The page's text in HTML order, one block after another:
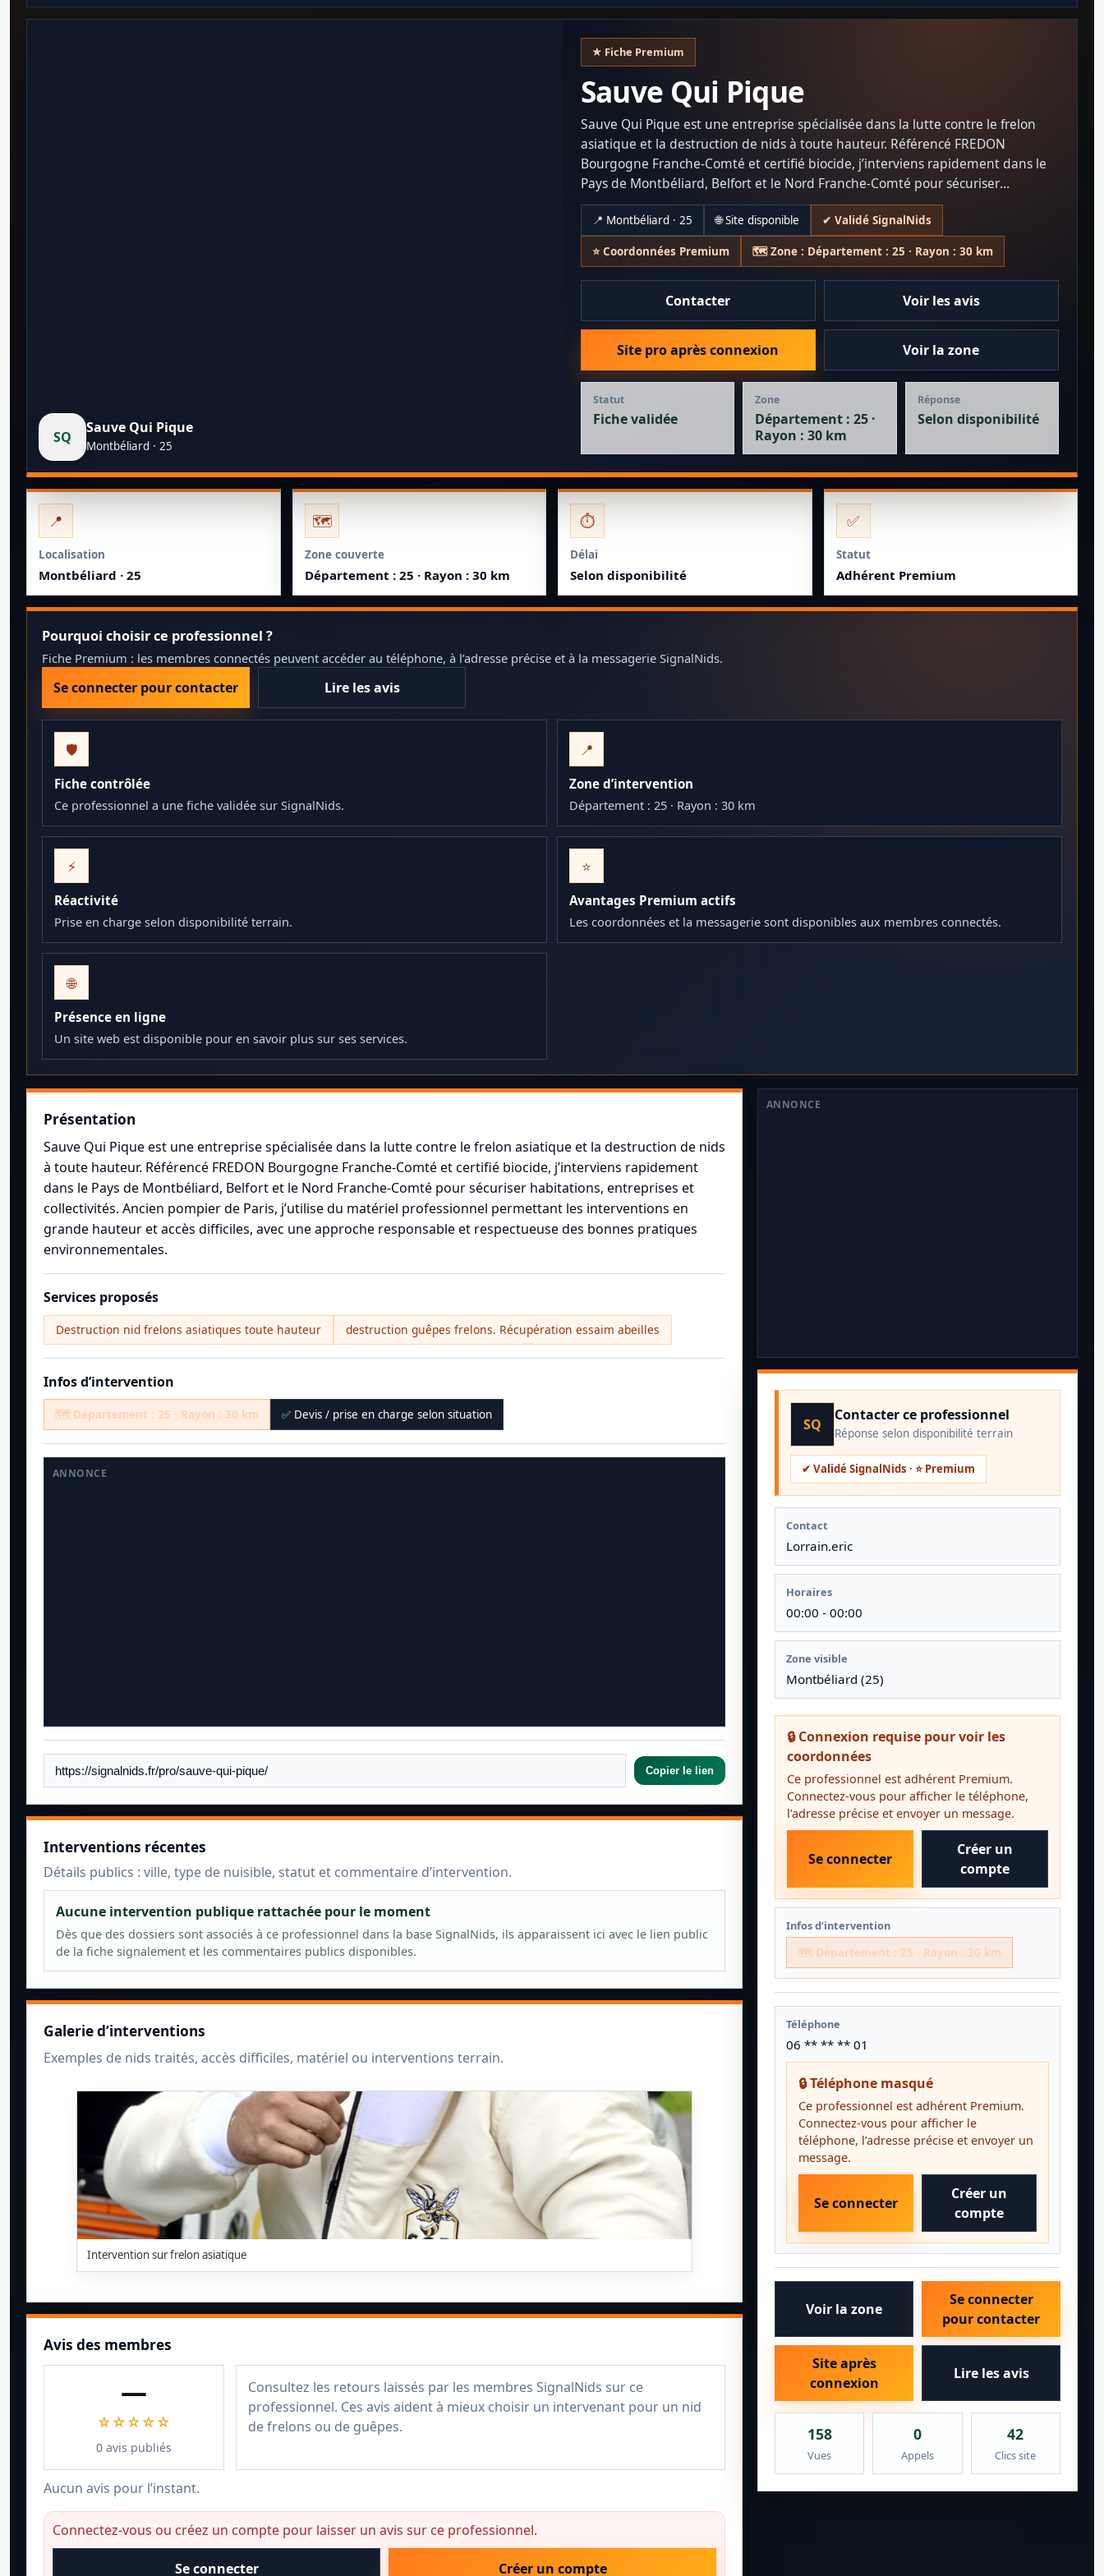
SQ
Sauve Qui Pique
Montbéliard · 25
★ Fiche Premium
Sauve Qui Pique
Sauve Qui Pique est une entreprise spécialisée dans la lutte contre le frelon
asiatique et la destruction de nids à toute hauteur. Référencé FREDON
Bourgogne Franche-Comté et certifié biocide, j’interviens rapidement dans le
Pays de Montbéliard, Belfort et le Nord Franche-Comté pour sécuriser
habitations, entreprises et collectivités. Ancien pompier de Paris, j’utilise du
matériel professionnel permettant les interventions en grande hauteur et
accès difficiles, avec une approche responsable et respectueuse des bonnes
pratiques environnementales.
📍 Montbéliard · 25 🌐 Site disponible ✔ Validé SignalNids
⭐ Coordonnées Premium 🗺️ Zone : Département : 25 · Rayon : 30 km
Contacter Voir les avis
Site pro après connexion Voir la zone
Statut
Fiche validée
Zone
Département : 25 ·
Rayon : 30 km
Réponse
Selon disponibilité
📍
Localisation
Montbéliard · 25
🗺️
Zone couverte
Département : 25 · Rayon : 30 km
⏱️
Délai
Selon disponibilité
✅
Statut
Adhérent Premium
Pourquoi choisir ce professionnel ?
Fiche Premium : les membres connectés peuvent accéder au téléphone, à l’adresse précise et à la messagerie SignalNids.
Se connecter pour contacter Lire les avis
🛡️
Fiche contrôlée
Ce professionnel a une fiche validée sur SignalNids.
📍
Zone d’intervention
Département : 25 · Rayon : 30 km
⚡
Réactivité
Prise en charge selon disponibilité terrain.
⭐
Avantages Premium actifs
Les coordonnées et la messagerie sont disponibles aux membres connectés.
🌐
Présence en ligne
Un site web est disponible pour en savoir plus sur ses services.
Présentation
Sauve Qui Pique est une entreprise spécialisée dans la lutte contre le frelon asiatique et la destruction de nids
à toute hauteur. Référencé FREDON Bourgogne Franche-Comté et certifié biocide, j’interviens rapidement
dans le Pays de Montbéliard, Belfort et le Nord Franche-Comté pour sécuriser habitations, entreprises et
collectivités. Ancien pompier de Paris, j’utilise du matériel professionnel permettant les interventions en
grande hauteur et accès difficiles, avec une approche responsable et respectueuse des bonnes pratiques
environnementales.
Services proposés
Destruction nid frelons asiatiques toute hauteur destruction guêpes frelons. Récupération essaim abeilles
Infos d’intervention
🗺️ Département : 25 · Rayon : 30 km ✅ Devis / prise en charge selon situation
ANNONCE
Copier le lien
Interventions récentes
Détails publics : ville, type de nuisible, statut et commentaire d’intervention.
Aucune intervention publique rattachée pour le moment
Dès que des dossiers sont associés à ce professionnel dans la base SignalNids, ils apparaissent ici avec le lien public
de la fiche signalement et les commentaires publics disponibles.
Galerie d’interventions
Exemples de nids traités, accès difficiles, matériel ou interventions terrain.
Intervention sur frelon asiatique
Avis des membres
—
☆☆☆☆☆
0 avis publiés
Consultez les retours laissés par les membres SignalNids sur ce
professionnel. Ces avis aident à mieux choisir un intervenant pour un nid
de frelons ou de guêpes.
Aucun avis pour l’instant.
Connectez-vous ou créez un compte pour laisser un avis sur ce professionnel.
Se connecter Créer un compte
ANNONCE
SQ
Contacter ce professionnel
Réponse selon disponibilité terrain
✔ Validé SignalNids · ⭐ Premium
Contact
Lorrain.eric
Horaires
00:00 - 00:00
Zone visible
Montbéliard (25)
🔒 Connexion requise pour voir les
coordonnées
Ce professionnel est adhérent Premium.
Connectez-vous pour afficher le téléphone,
l’adresse précise et envoyer un message.
Se connecter
Créer un
compte
Infos d’intervention
🗺️ Département : 25 · Rayon : 30 km
Téléphone
06 ** ** ** 01
🔒 Téléphone masqué
Ce professionnel est adhérent Premium.
Connectez-vous pour afficher le
téléphone, l’adresse précise et envoyer un
message.
Se connecter
Créer un
compte
Voir la zone
Se connecter
pour contacter
Site après
connexion
Lire les avis
158
Vues
0
Appels
42
Clics site